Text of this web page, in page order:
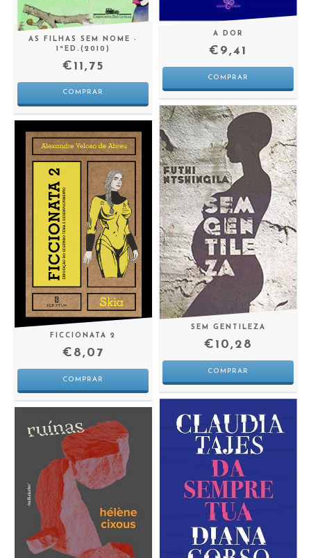
AS FILHAS SEM NOME -
1ªED.(2010)
€11,75
A DOR
€9,41
FICCIONATA 2
€8,07
SEM GENTILEZA
€10,28